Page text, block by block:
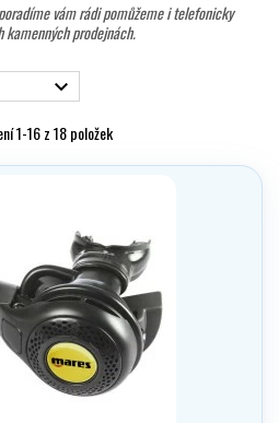
vám rádi pomůžeme i telefonicky
kamenných prodejnách.

1-16 z 18 položek